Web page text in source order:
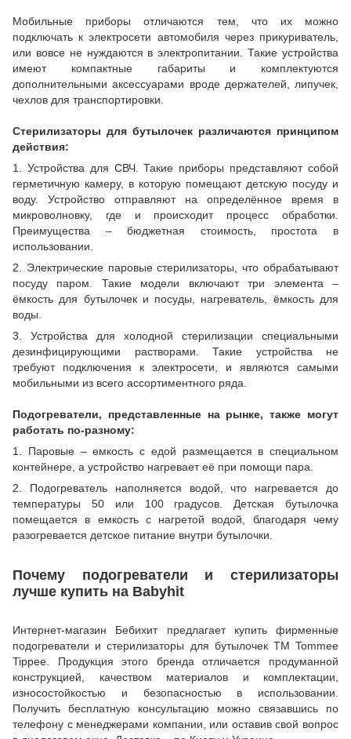
Мобильные приборы отличаются тем, что их можно
подключать к электросети автомобиля через прикуриватель,
или вовсе не нуждаются в электропитании. Такие устройства
имеют компактные габариты и комплектуются
дополнительными аксессуарами вроде держателей, липучек,
чехлов для транспортировки.
Стерилизаторы для бутылочек различаются принципом
действия:
1. Устройства для СВЧ. Такие приборы представляют собой
герметичную камеру, в которую помещают детскую посуду и
воду. Устройство отправляют на определённое время в
микроволновку, где и происходит процесс обработки.
Преимущества – бюджетная стоимость, простота в
использовании.
2. Электрические паровые стерилизаторы, что обрабатывают
посуду паром. Такие модели включают три элемента –
ёмкость для бутылочек и посуды, нагреватель, ёмкость для
воды.
3. Устройства для холодной стерилизации специальными
дезинфицирующими растворами. Такие устройства не
требуют подключения к электросети, и являются самыми
мобильными из всего ассортиментного ряда.
Подогреватели, представленные на рынке, также могут
работать по-разному:
1. Паровые – емкость с едой размещается в специальном
контейнере, а устройство нагревает её при помощи пара.
2. Подогреватель наполняется водой, что нагревается до
температуры 50 или 100 градусов. Детская бутылочка
помещается в емкость с нагретой водой, благодаря чему
разогревается детское питание внутри бутылочки.
Почему подогреватели и стерилизаторы
лучше купить на Babyhit
Интернет-магазин Бебихит предлагает купить фирменные
подогреватели и стерилизаторы для бутылочек ТМ Tommee
Tippee. Продукция этого бренда отличается продуманной
конструкцией, качеством материалов и комплектации,
износостойкостью и безопасностью в использовании.
Получить бесплатную консультацию можно связавшись по
телефону с менеджерами компании, или оставив свой вопрос